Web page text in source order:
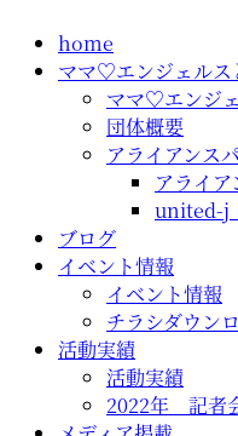
home
ママ♡エンジェルス
ママ♡エンジ
団体概要
アライアンス
アライ
united-j
ブログ
イベント情報
イベント情報
チラシダウン
活動実績
活動実績
2022年 記者